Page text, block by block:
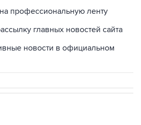
профессиональную ленту
главных новостей сайта
новости в официальном